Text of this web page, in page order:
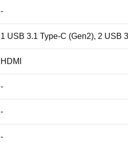
-
1 USB 3.1 Type-C (Gen2), 2 USB
HDMI
-
-
-